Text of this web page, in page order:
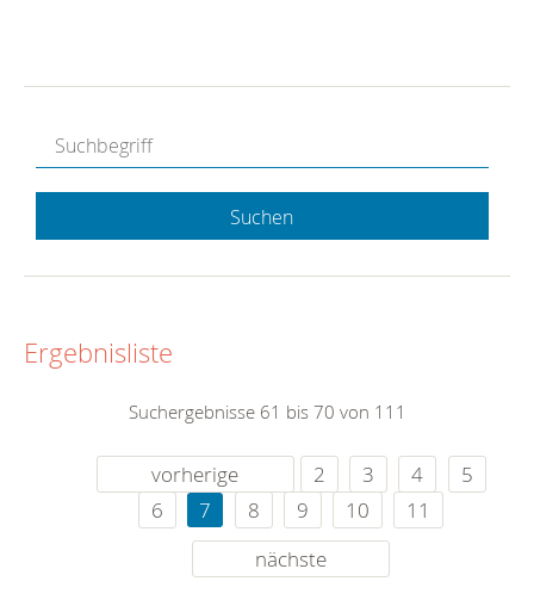
Suchen
Ergebnisliste
Suchergebnisse 61 bis 70 von 111
vorherige 2 3 4
5
6
7 8 9 10
11
nächste